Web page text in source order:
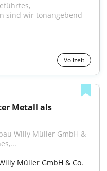
sind wir tonangebend
Vollzeit
Metall als
Willy Müller GmbH &
Müller GmbH & Co.